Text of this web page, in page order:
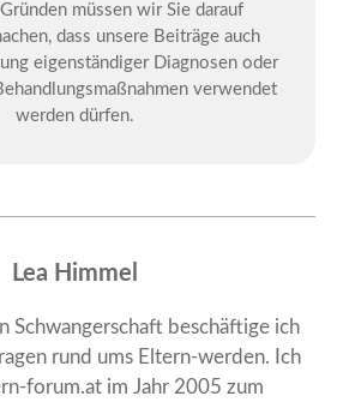
müssen wir Sie darauf
dass unsere Beiträge auch
eigenständiger Diagnosen oder
verwendet
werden dürfen.
Lea Himmel
Schwangerschaft beschäftige ich
rund ums Eltern-werden. Ich
forum.at im Jahr 2005 zum